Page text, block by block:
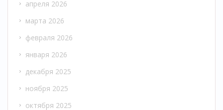
апреля 2026
марта 2026
февраля 2026
января 2026
декабря 2025
ноября 2025
октября 2025